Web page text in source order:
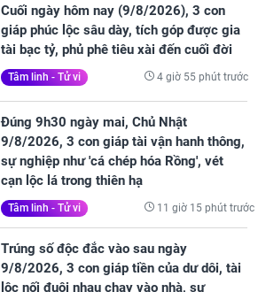
Cuối ngày hôm nay (9/8/2026), 3 con
giáp phúc lộc sâu dày, tích góp được gia
tài bạc tỷ, phủ phê tiêu xài đến cuối đời
Tâm linh - Tử vi 4 giờ 55 phút trước
Đúng 9h30 ngày mai, Chủ Nhật
9/8/2026, 3 con giáp tài vận hanh thông,
sự nghiệp như 'cá chép hóa Rồng', vét
cạn lộc lá trong thiên hạ
Tâm linh - Tử vi 11 giờ 15 phút trước
Trúng số độc đắc vào sau ngày
9/8/2026, 3 con giáp tiền của dư dôi, tài
lộc nối đuôi nhau chạy vào nhà, sự